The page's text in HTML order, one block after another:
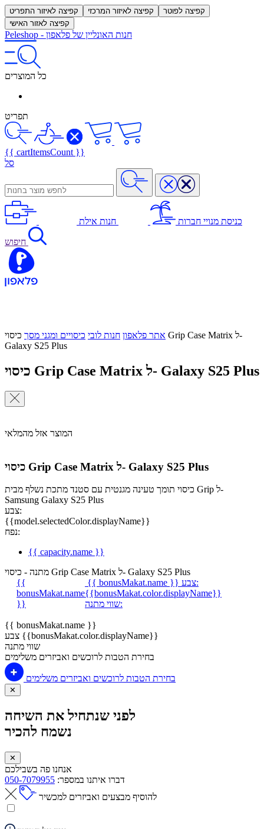
קפיצה לאיזור התפריט קפיצה לאיזור המרכזי
קפיצה לפוטר
קפיצה לאזור האישי
Peleshop - חנות האונליין של פלאפון
כל המוצרים
תפריט
{{ cartItemsCount }}
סל
כניסת מנויי חברות חנות אילת
חיפוש
אתר פלאפון חנות לובי כיסויים ומגני מסך כיסוי Grip Case Matrix ל-
Galaxy S25 Plus
כיסוי Grip Case Matrix ל- Galaxy S25 Plus
המוצר אזל מהמלאי
כיסוי Grip Case Matrix ל- Galaxy S25 Plus
כיסוי תומך טעינה מגנטית עם סטנד מתכת נשלף מבית Grip ל-
Samsung Galaxy S25 Plus
צבע:
{{model.selectedColor.displayName}}
נפח:
{{ capacity.name }}
מתנה - כיסוי Grip Case Matrix ל- Galaxy S25 Plus
{{
bonusMakat.name
}}
{{ bonusMakat.name }}
צבע:
{{bonusMakat.color.displayName}}
שווי מתנה:
{{ bonusMakat.name }}
צבע {{bonusMakat.color.displayName}}
שווי מתנה
בחירת הטבות לרוכשים ואביזרים משלימים
בחירת הטבות לרוכשים ואביזרים משלימים
✕
לפני שנתחיל את השיחה
נשמח להכיר
✕
אנחנו פה בשבילכם
דברו איתנו במספר: 050-7079955
להוסיף מבצעים ואביזרים למכשיר